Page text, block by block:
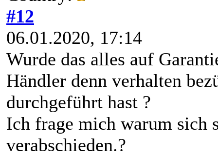
#12
06.01.2020, 17:14
Wurde das alles auf
Händler denn verhalten
durchgeführt hast ?
Ich frage mich warum sich
verabschieden.?